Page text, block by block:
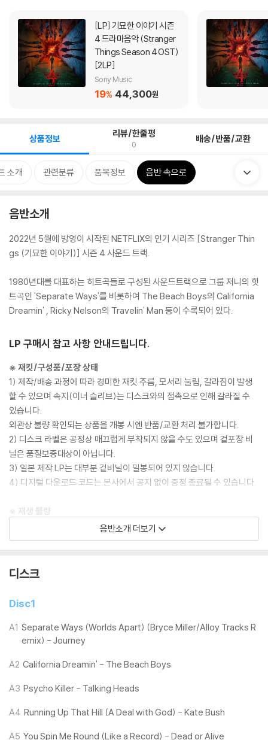
[LP]
4 드라마음악 (Stranger
Things Season 4 OST)
[2LP]
Sony Music
19% 44,300원
상품정보 리뷰/한줄평
0 배송/반품/교환
소개 관련분류 품목정보 음반 속으로
음반소개
2022년 5월에 방영이 시작된 NETFLIX의 인기 시리즈 [Stranger Thin
gs (기묘한 이야기)] 시즌 4 사운드 트랙.
1980년대를 대표하는 히트곡들로 구성된 사운드트랙으로 그룹 저니의 힛
트곡인 'Separate Ways'를 비롯하여 The Beach Boys의 California
Dreamin' , Ricky Nelson의 Travelin' Man 등이 수록되어 있다.
LP 구매시 참고 사항 안내드립니다.
※ 재킷/구성품/포장 상태
1) 제작/배송 과정에 따라 경미한 재킷 주름, 모서리 눌림, 갈라짐이 발생
할 수 있으며 속지(이너 슬리브)는 디스크와의 접촉으로 인해 갈라질 수
있습니다.
외관상 불량 확인되는 상품을 개봉 시엔 반품/교환 처리 불가합니다.
2) 디스크 라벨은 공정상 매끄럽게 부착되지 않을 수도 있으며 겉포장 비
닐은 품질보증대상이 아닙니다.
3) 일본 제작 LP는 대부분 겉비닐이 밀봉되어 있지 않습니다.
4) 디지털 다운로드 코드는 본사에서 공지 없이 증정 종료될 수 있습니다.
※ 재생 불량
1) 침압 조절 기능이 없는 턴테이블을 사용하시는 경우, (주로 올인원 형태
모델) 다이내믹 사운드의 편차가 큰 트랙을 재생할 때 이상 현상이 발생할
기기 문제로 인해 발생하는 재생 불량 현상에 대해서는 반품/교환이 불가
하니 침압 조절이 가능한 기기에서 재생하실 것을 권유 드립니다.
2) 디스크는 정전기와 먼지로 인해 재생이 원활하지 않은 경우가 있습니
3) 바늘에 먼지가 쌓이는 경우에도 재생이 원활하지 않을 수 있습니다.
1) 열을 가하여 제작하는 바이닐 공정 특성상 디스크 표면이 미세하게 울
렁거리거나 휘어지는 경우가 있습니다.
가능합니다.
음반소개 더보기
디스크
Disc1
A1 Separate Ways (Worlds Apart) (Bryce Miller/Alloy Tracks R
emix) - Journey
A2 California Dreamin' - The Beach Boys
A3 Psycho Killer - Talking Heads
A4 Running Up That Hill (A Deal with God) - Kate Bush
A5 You Spin Me Round (Like a Record) - Dead or Alive